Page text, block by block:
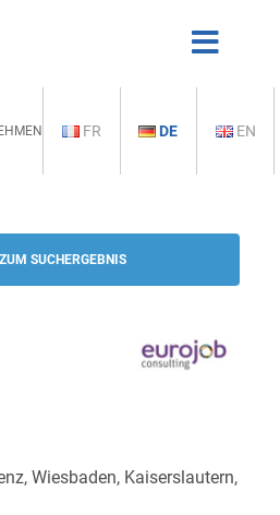
FR DE EN
SUCHERGEBNIS
Wiesbaden, Kaiserslautern,